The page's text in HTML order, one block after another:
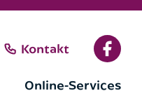
Kontakt
Online-Services